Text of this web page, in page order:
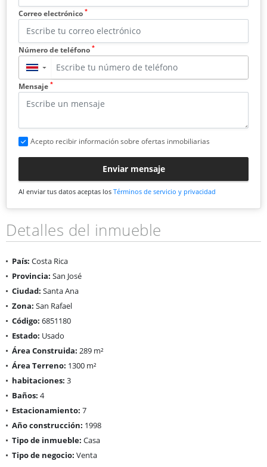
Correo electrónico *
Número de teléfono *
▼
Mensaje *
Acepto recibir información sobre ofertas inmobiliarias
Enviar mensaje
Al enviar tus datos aceptas los Términos de servicio y privacidad
Detalles del inmueble
País: Costa Rica
Provincia: San José
Ciudad: Santa Ana
Zona: San Rafael
Código: 6851180
Estado: Usado
Área Construida: 289 m²
Área Terreno: 1300 m²
habitaciones: 3
Baños: 4
Estacionamiento: 7
Año construcción: 1998
Tipo de inmueble: Casa
Tipo de negocio: Venta